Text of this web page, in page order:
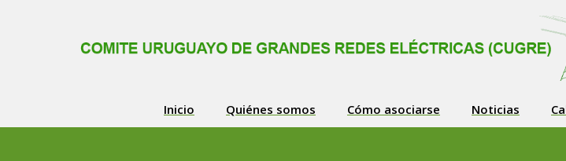
Inicio Quiénes somos Cómo asociarse Noticias